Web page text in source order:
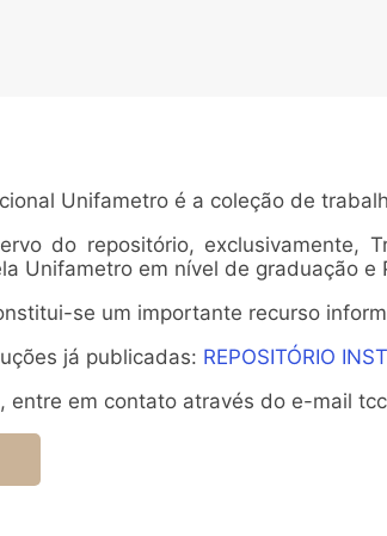
Unifametro é a coleção de
do repositório, exclusivamente,
Unifametro em nível de graduação e
se um importante recurso
já publicadas: REPOSITÓRIO
entre em contato através do e-mail